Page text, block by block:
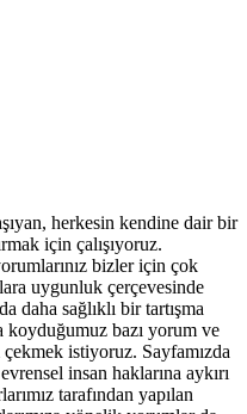
herkesin kendine dair bir
için çalışıyoruz.
bizler için çok
uygunluk çerçevesinde
daha sağlıklı bir tartışma
koyduğumuz bazı yorum ve
istiyoruz. Sayfamızda
insan haklarına aykırı
tarafından yapılan